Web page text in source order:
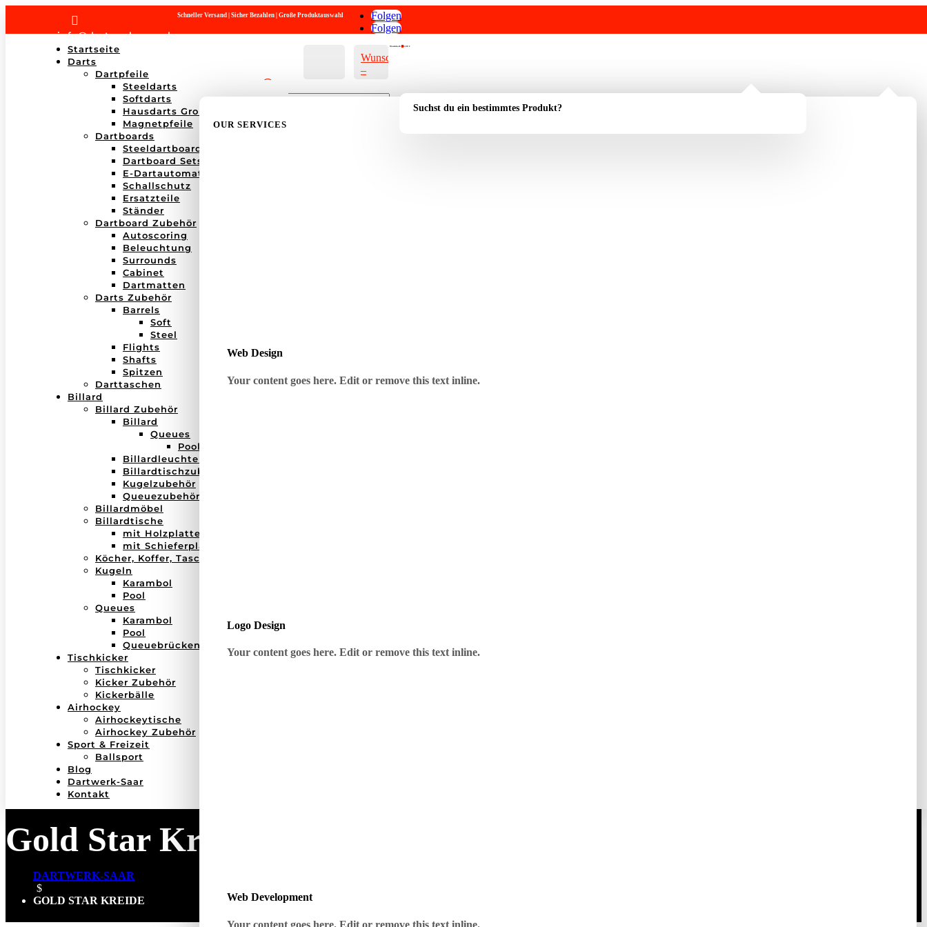

info@dartwerk-saar.de
Schneller Versand | Sicher Bezahlen | Große Produktauswahl
Folgen
Folgen
Startseite
Darts
Dartpfeile
Steeldarts
Softdarts
Hausdarts Großboxen
Magnetpfeile
Dartboards
Steeldartboards
Dartboard Sets
E-Dartautomaten
Schallschutz
Ersatzteile
Ständer
Dartboard Zubehör
Autoscoring
Beleuchtung
Surrounds
Cabinet
Dartmatten
Darts Zubehör
Barrels
Soft
Steel
Flights
Shafts
Spitzen
Darttaschen
Billard
Billard Zubehör
Billard
Queues
Pool
Billardleuchten
Billardtischzubehör
Kugelzubehör
Queuezubehör
Billardmöbel
Billardtische
mit Holzplatte
mit Schieferplatte
Köcher, Koffer, Taschen
Kugeln
Karambol
Pool
Queues
Karambol
Pool
Queuebrücken
Tischkicker
Tischkicker
Kicker Zubehör
Kickerbälle
Airhockey
Airhockeytische
Airhockey Zubehör
Sport & Freizeit
Ballsport
Blog
Dartwerk-Saar
Kontakt
search
Wunschliste
–
Warenkorb 0 0,00 €
Suchst du ein bestimmtes Produkt?
OUR SERVICES
Web Design
Your content goes here. Edit or remove this text inline.
Logo Design
Your content goes here. Edit or remove this text inline.
Web Development
Your content goes here. Edit or remove this text inline.
Gold Star Kreide
DARTWERK-SAAR
$
GOLD STAR KREIDE